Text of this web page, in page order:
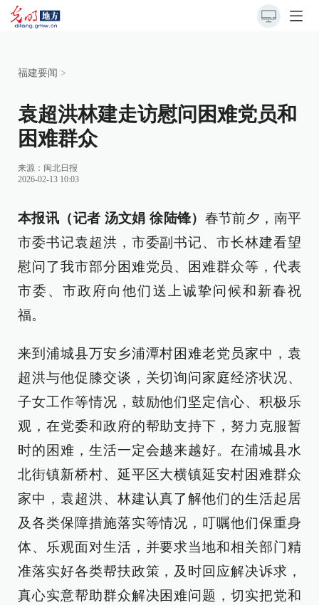
福建要闻 >
袁超洪林建走访慰问困难党员和
困难群众
来源： 闽北日报
2026-02-13 10:03
本报讯（记者 汤文娟 徐陆锋） 春节前夕，南平
市委书记袁超洪，市委副书记、市长林建看望
慰问了我市部分困难党员、困难群众等，代表
市委、市政府向他们送上诚挚问候和新春祝
福。
来到浦城县万安乡浦潭村困难老党员家中，袁
超洪与他促膝交谈，关切询问家庭经济状况、
子女工作等情况，鼓励他们坚定信心、积极乐
观，在党委和政府的帮助支持下，努力克服暂
时的困难，生活一定会越来越好。在浦城县水
北街镇新桥村、延平区大横镇延安村困难群众
家中，袁超洪、林建认真了解他们的生活起居
及各类保障措施落实等情况，叮嘱他们保重身
体、乐观面对生活，并要求当地和相关部门精
准落实好各类帮扶政策，及时回应解决诉求，
真心实意帮助群众解决困难问题，切实把党和